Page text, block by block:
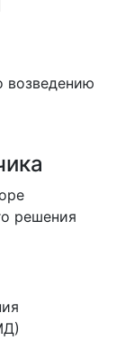
возведению
решения